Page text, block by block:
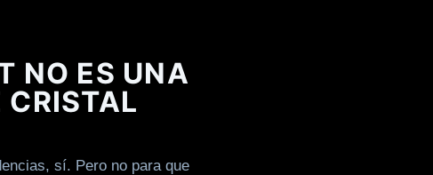
NO ES UNA
CRISTAL
sí. Pero no para que